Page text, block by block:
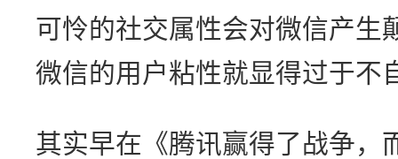
可怜的社交属性会对微信产生
微信的用户粘性就显得过于不
其实早在《腾讯赢得了战争，